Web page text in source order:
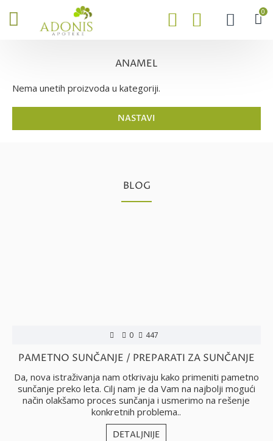
0
ANAMEL
Nema unetih proizvoda u kategoriji.
NASTAVI
BLOG
0 447
PAMETNO SUNČANJE / PREPARATI ZA SUNČANJE
Da, nova istraživanja nam otkrivaju kako primeniti pametno
sunčanje preko leta. Cilj nam je da Vam na najbolji mogući
način olakšamo proces sunčanja i usmerimo na rešenje
konkretnih problema..
DETALJNIJE